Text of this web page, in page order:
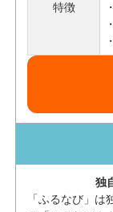
特徴
独
「ふるなび」